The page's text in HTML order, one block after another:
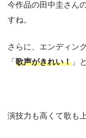
今作品の田中圭さん
すね。
さらに、エンディン
「 歌声がきれい！ 」
演技力も高くて歌も